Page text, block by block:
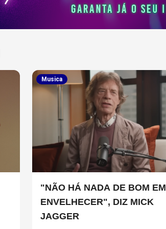
Musica
"NÃO HÁ NADA DE BOM EM
ENVELHECER", DIZ MICK
JAGGER